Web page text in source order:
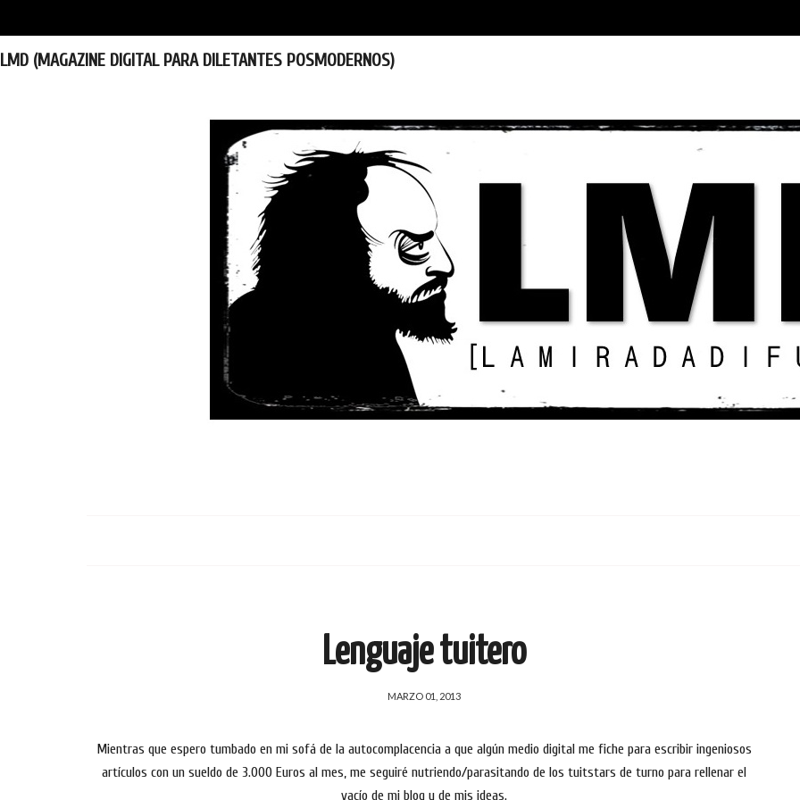
LMD (MAGAZINE DIGITAL PARA DILETANTES POSMODERNOS)
Lenguaje tuitero
MARZO 01, 2013
Mientras que espero tumbado en mi sofá de la autocomplacencia a que algún medio digital me fiche para escribir ingeniosos
artículos con un sueldo de 3.000 Euros al mes, me seguiré nutriendo/parasitando de los tuitstars de turno para rellenar el
vacío de mi blog y de mis ideas.